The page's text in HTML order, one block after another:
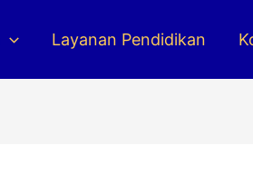
Layanan Pendidikan